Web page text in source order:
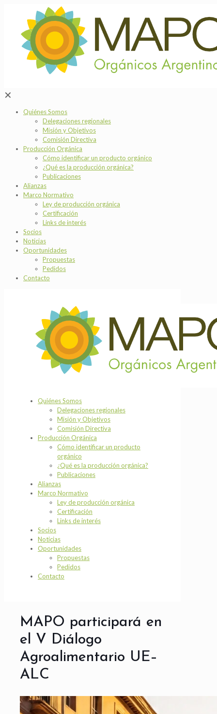
✕
Quiénes Somos
Delegaciones regionales
Misión y Objetivos
Comisión Directiva
Producción Orgánica
Cómo identificar un producto orgánico
¿Qué es la producción orgánica?
Publicaciones
Alianzas
Marco Normativo
Ley de producción orgánica
Certificación
Links de interés
Socios
Noticias
Oportunidades
Propuestas
Pedidos
Contacto
Quiénes Somos
Delegaciones regionales
Misión y Objetivos
Comisión Directiva
Producción Orgánica
Cómo identificar un producto
orgánico
¿Qué es la producción orgánica?
Publicaciones
Alianzas
Marco Normativo
Ley de producción orgánica
Certificación
Links de interés
Socios
Noticias
Oportunidades
Propuestas
Pedidos
Contacto
MAPO participará en
el V Diálogo
Agroalimentario UE–
ALC